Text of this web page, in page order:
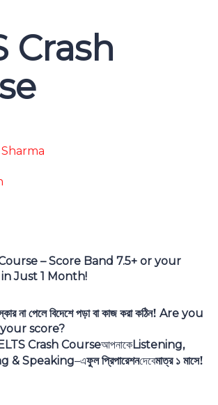
Crash
– Score Band 7.5+ or your
Just 1 Month!
না পেলে বিদেশে পড়া বা কাজ করা কঠিন! Are you
score?
Crash CourseআপনাকেListening,
& Speaking–এফুল প্রিপারেশনদেবেমাত্র ১ মাসে!